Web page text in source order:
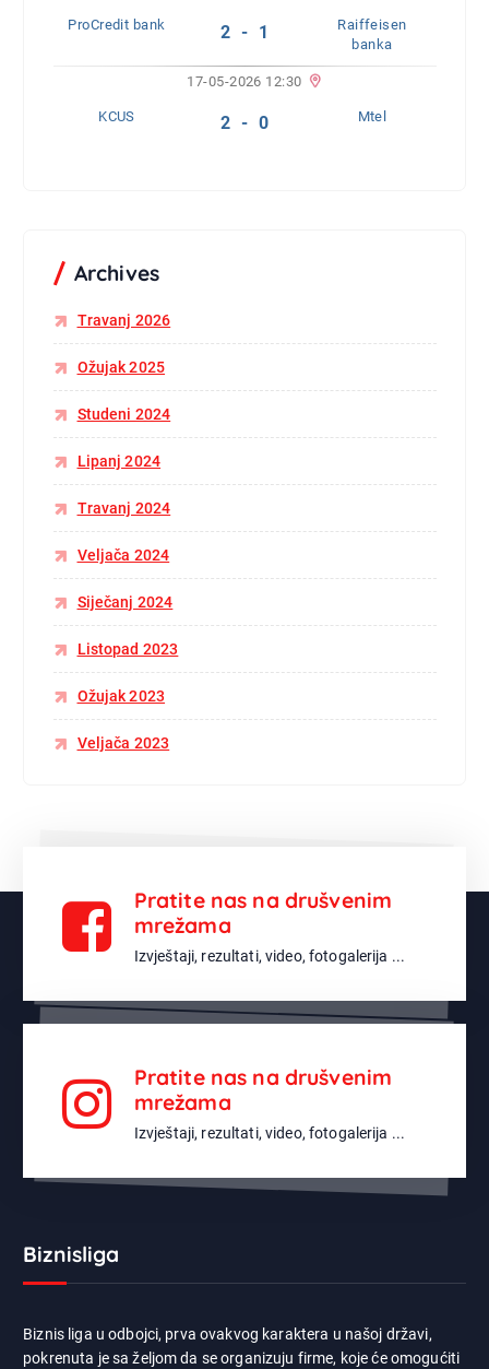
ProCredit bank 2 - 1
Raiffeisen
banka
17-05-2026 12:30
KCUS 2 - 0 Mtel
Archives
Travanj 2026
Ožujak 2025
Studeni 2024
Lipanj 2024
Travanj 2024
Veljača 2024
Siječanj 2024
Listopad 2023
Ožujak 2023
Veljača 2023
Pratite nas na drušvenim
mrežama
Izvještaji, rezultati, video, fotogalerija ...
Pratite nas na drušvenim
mrežama
Izvještaji, rezultati, video, fotogalerija ...
Biznisliga
Biznis liga u odbojci, prva ovakvog karaktera u našoj državi,
pokrenuta je sa željom da se organizuju firme, koje će omogućiti